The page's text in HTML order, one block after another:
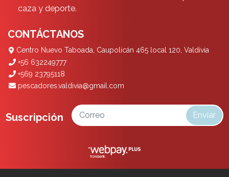
caza y deporte.
CONTÁCTANOS
Centro Nuevo Taboada, Caupolicán 465 local 120, Valdivia
+56 632249777
+569 23795118
pescadores.valdivia@gmail.com
Suscripción Enviar